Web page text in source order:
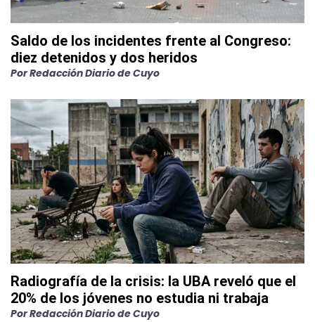
Saldo de los incidentes frente al Congreso:
diez detenidos y dos heridos
PorRedacción Diario de Cuyo
Radiografía de la crisis: la UBA reveló que el
20% de los jóvenes no estudia ni trabaja
PorRedacción Diario de Cuyo